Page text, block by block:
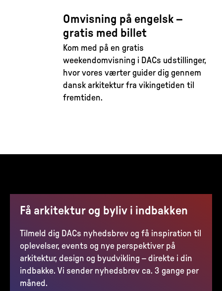
Omvisning på engelsk –
gratis med billet
Kom med på en gratis
weekendomvisning i DACs udstillinger,
hvor vores værter guider dig gennem
dansk arkitektur fra vikingetiden til
fremtiden.
Få arkitektur og byliv i indbakken
Tilmeld dig DACs nyhedsbrev og få inspiration til
oplevelser, events og nye perspektiver på
arkitektur, design og byudvikling – direkte i din
indbakke. Vi sender nyhedsbrev ca. 3 gange per
måned.